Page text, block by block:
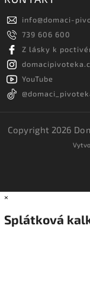
info@domaci-
739 606 600
Z lásky k
YouTube
Copyright 2026
×
Splátková